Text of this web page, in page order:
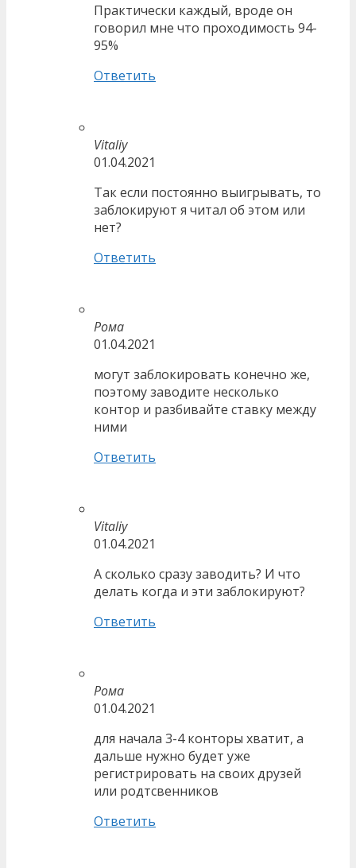
Практически каждый, вроде он
говорил мне что проходимость 94-
95%
Ответить
Vitaliy
01.04.2021
Так если постоянно выигрывать, то
заблокируют я читал об этом или
нет?
Ответить
Рома
01.04.2021
могут заблокировать конечно же,
поэтому заводите несколько
контор и разбивайте ставку между
ними
Ответить
Vitaliy
01.04.2021
А сколько сразу заводить? И что
делать когда и эти заблокируют?
Ответить
Рома
01.04.2021
для начала 3-4 конторы хватит, а
дальше нужно будет уже
регистрировать на своих друзей
или родтсвенников
Ответить